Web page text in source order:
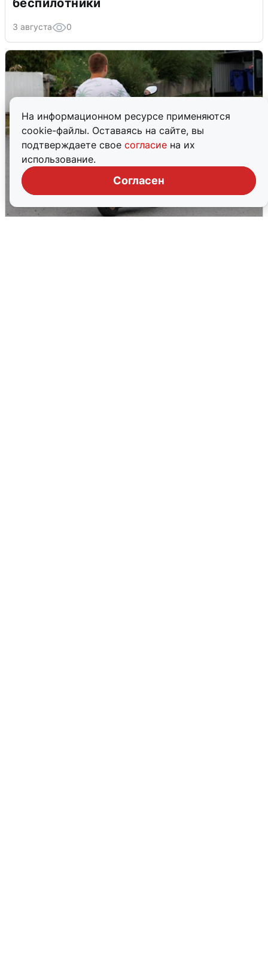
На информационном ресурсе применяются
cookie-файлы. Оставаясь на сайте, вы
подтверждаете свое согласие на их
использование.
Согласен
беспилотники
3 августа 0